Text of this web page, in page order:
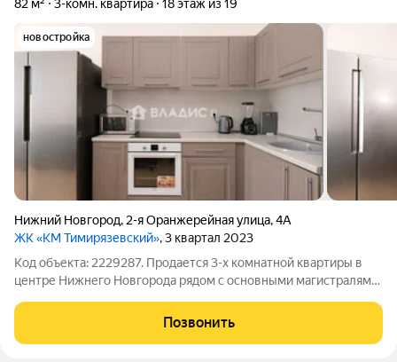
82 м² 3-комн. квартира 18 этаж из 19
новостройка
Нижний Новгород, 2-я Оранжерейная улица,4А
ЖК «КМ Тимирязевский», 3 квартал 2023
Код объекта: 2229287. Продается 3-х комнатной квартиры в
центре Нижнего Новгорода рядом с основными магистралями
Концептуальный проект для прогрессивных,
самодостаточных, успешных людей. Дом
Позвонить